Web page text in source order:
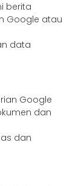
berita
Google atau
data
Google
dan
dan